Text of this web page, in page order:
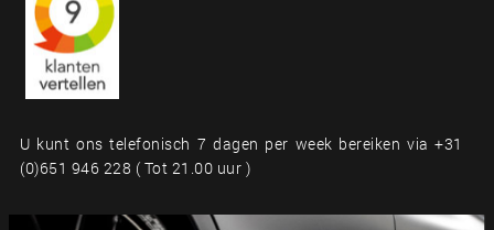
U kunt ons telefonisch 7 dagen per week bereiken via +31
(0)651 946 228 ( Tot 21.00 uur )